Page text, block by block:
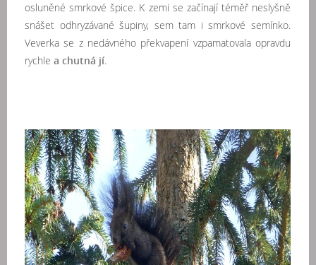
osluněné smrkové špice. K zemi se začínají téměř neslyšně
snášet odhryzávané šupiny, sem tam i smrkové semínko.
Veverka se z nedávného překvapení vzpamatovala opravdu
rychle a chutná jí.